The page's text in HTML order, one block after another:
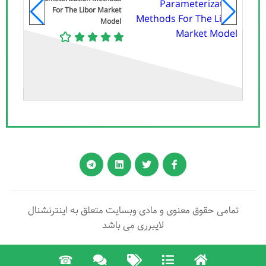
For The Libor Market
Model
تمامی حقوق معنوی و مادی وبسایت متعلق به اینترنشنال
لایبرری می باشد